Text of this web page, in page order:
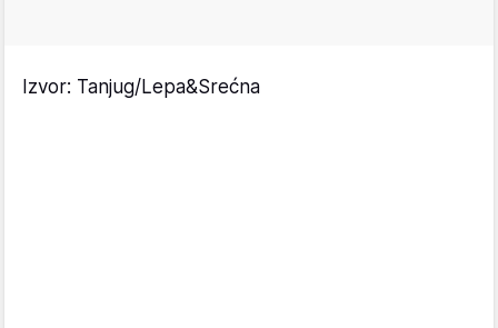
Izvor: Tanjug/Lepa&Srećna